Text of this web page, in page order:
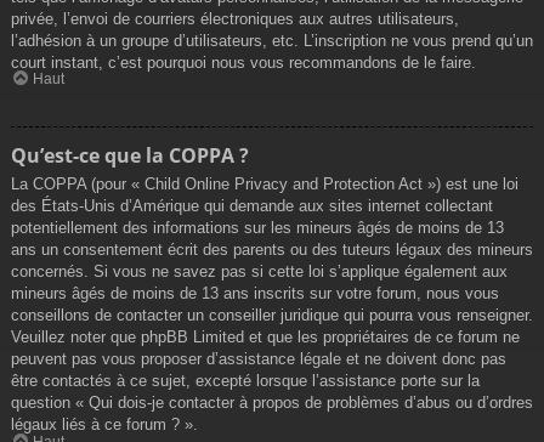
privée, l’envoi de courriers électroniques aux autres utilisateurs,
l’adhésion à un groupe d’utilisateurs, etc. L’inscription ne vous prend qu’un
court instant, c’est pourquoi nous vous recommandons de le faire.
Haut
Qu’est-ce que la COPPA ?
La COPPA (pour « Child Online Privacy and Protection Act ») est une loi
des États-Unis d’Amérique qui demande aux sites internet collectant
potentiellement des informations sur les mineurs âgés de moins de 13
ans un consentement écrit des parents ou des tuteurs légaux des mineurs
concernés. Si vous ne savez pas si cette loi s’applique également aux
mineurs âgés de moins de 13 ans inscrits sur votre forum, nous vous
conseillons de contacter un conseiller juridique qui pourra vous renseigner.
Veuillez noter que phpBB Limited et que les propriétaires de ce forum ne
peuvent pas vous proposer d’assistance légale et ne doivent donc pas
être contactés à ce sujet, excepté lorsque l’assistance porte sur la
question « Qui dois-je contacter à propos de problèmes d’abus ou d’ordres
légaux liés à ce forum ? ».